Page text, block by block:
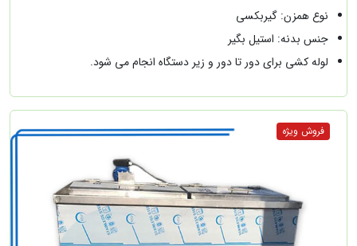
نوع همزن: گیربکسی
جنس بدنه: استیل بگیر
لوله کشی برای دور تا دور و زیر دستگاه انجام می شود.